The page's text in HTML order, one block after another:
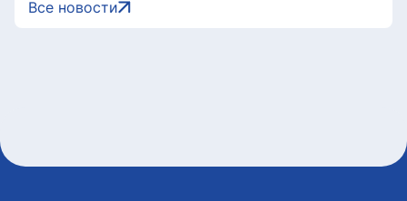
конференцией
Все новости